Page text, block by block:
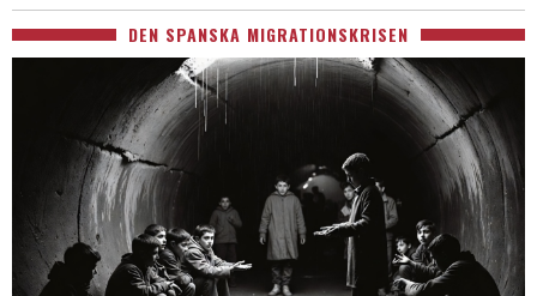
DEN SPANSKA MIGRATIONSKRISEN